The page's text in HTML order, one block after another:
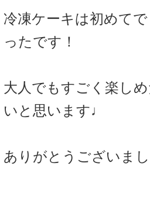
冷凍ケーキは初めて
ったです！
大人でもすごく楽し
いと思います♩
ありがとうございま